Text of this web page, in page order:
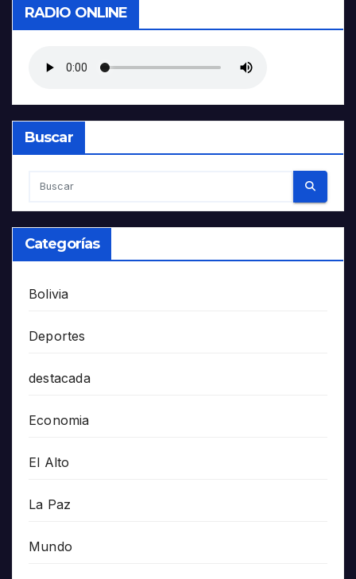
RADIO ONLINE
Buscar
Categorías
Bolivia
Deportes
destacada
Economia
El Alto
La Paz
Mundo